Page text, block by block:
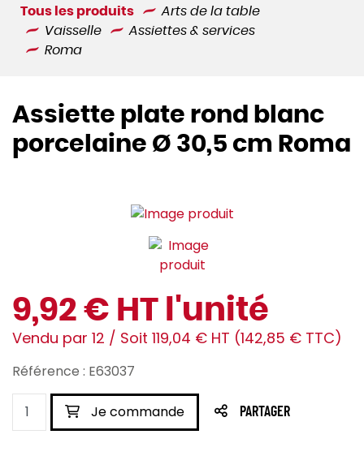
Tous les produits
Arts de la table
Vaisselle
Assiettes & services
Roma
Assiette plate rond blanc
porcelaine Ø 30,5 cm Roma
9,92 € HT l'unité
Vendu par 12 / Soit 119,04 € HT (142,85 € TTC)
Référence : E63037
Je commande PARTAGER